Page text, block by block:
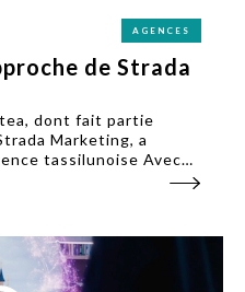
AGENCES
de Strada
dont fait partie
Marketing, a
tassilunoise Avec
corporate.